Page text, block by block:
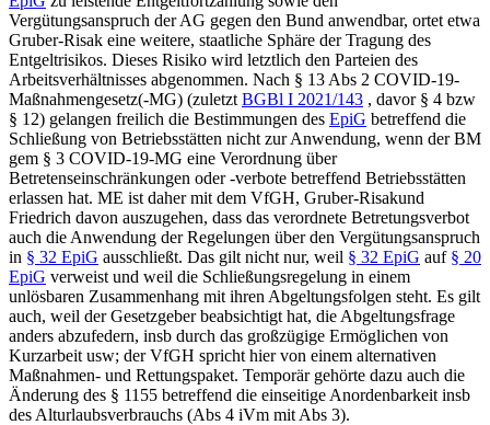
Vergütungsanspruch der AG gegen den Bund anwendbar, ortet etwa
Gruber-Risak eine weitere, staatliche Sphäre der Tragung des
Entgeltrisikos. Dieses Risiko wird letztlich den Parteien des
Arbeitsverhältnisses abgenommen. Nach § 13 Abs 2 COVID-19-
Maßnahmengesetz(-MG) (zuletzt BGBl I 2021/143 , davor § 4 bzw
§ 12) gelangen freilich die Bestimmungen des EpiG betreffend die
Schließung von Betriebsstätten nicht zur Anwendung, wenn der BM
gem § 3 COVID-19-MG eine Verordnung über
Betretenseinschränkungen oder -verbote betreffend Betriebsstätten
erlassen hat. ME ist daher mit dem VfGH, Gruber-Risakund
Friedrich davon auszugehen, dass das verordnete Betretungsverbot
auch die Anwendung der Regelungen über den Vergütungsanspruch
in § 32 EpiG ausschließt. Das gilt nicht nur, weil § 32 EpiG auf § 20
EpiG verweist und weil die Schließungsregelung in einem
unlösbaren Zusammenhang mit ihren Abgeltungsfolgen steht. Es gilt
auch, weil der Gesetzgeber beabsichtigt hat, die Abgeltungsfrage
anders abzufedern, insb durch das großzügige Ermöglichen von
Kurzarbeit usw; der VfGH spricht hier von einem alternativen
Maßnahmen- und Rettungspaket. Temporärgehörte dazu auch die
Änderung des § 1155 betreffend die einseitige Anordenbarkeit insb
des Alturlaubsverbrauchs (Abs 4 iVm mit Abs 3).